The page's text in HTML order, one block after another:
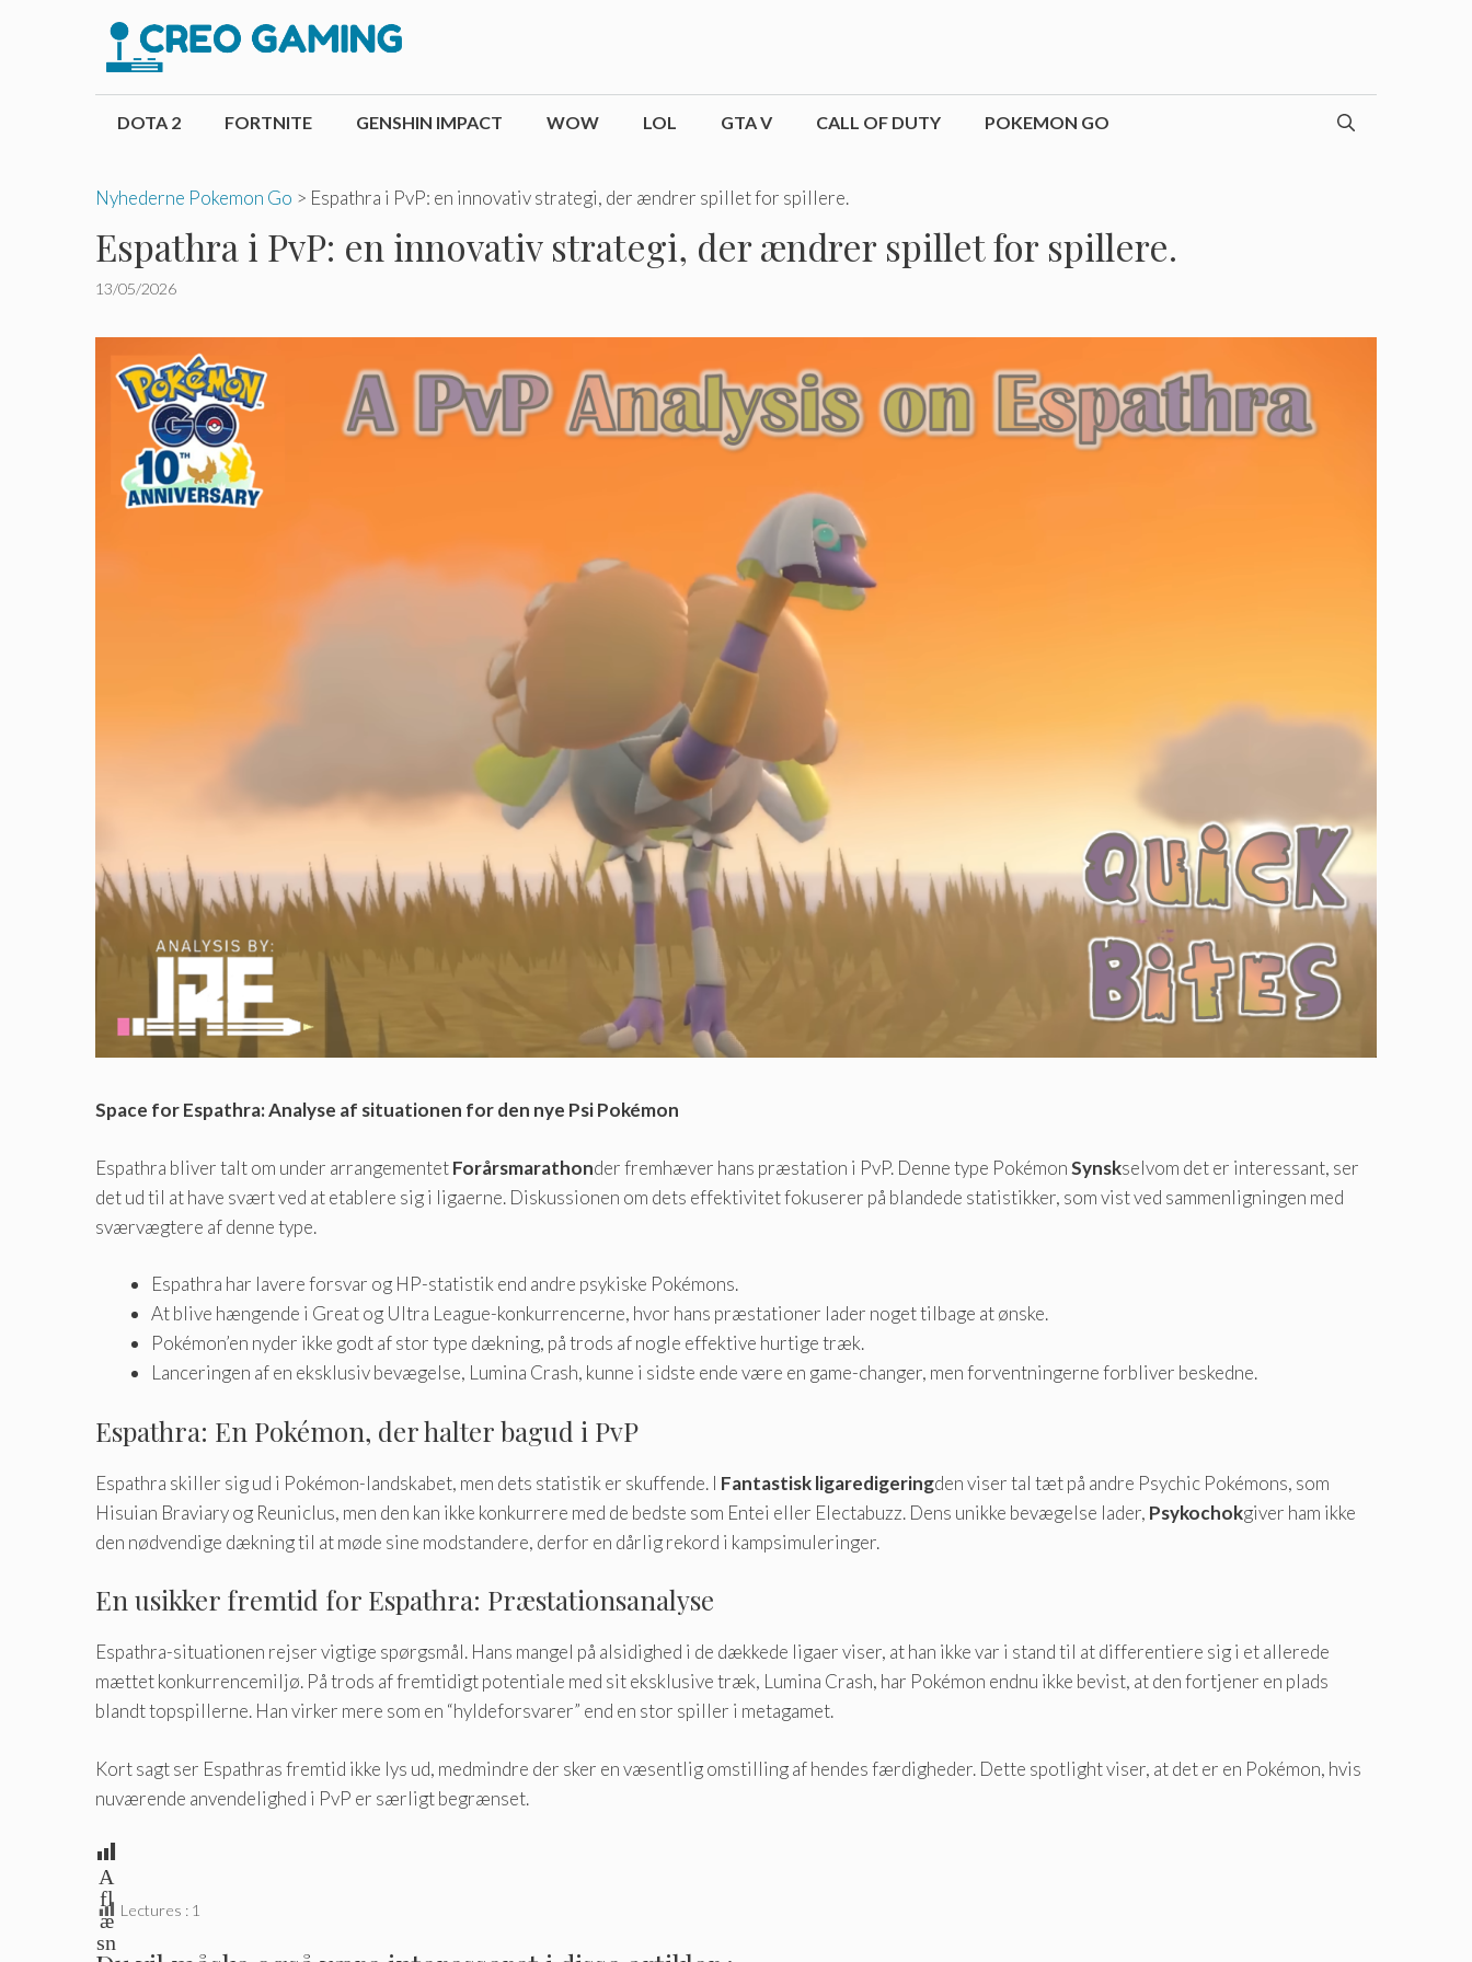
DOTA 2 FORTNITE GENSHIN IMPACT WOW LOL GTA V CALL OF DUTY POKEMON GO
Nyhederne Pokemon Go > Espathra i PvP: en innovativ strategi, der ændrer spillet for spillere.
Espathra i PvP: en innovativ strategi, der ændrer spillet for spillere.
13/05/2026
Space for Espathra: Analyse af situationen for den nye Psi Pokémon
Espathra bliver talt om under arrangementetForårsmarathonder fremhæver hans præstation i PvP. Denne type PokémonSynskselvom det er interessant, ser
det ud til at have svært ved at etablere sig i ligaerne. Diskussionen om dets effektivitet fokuserer på blandede statistikker, som vist ved sammenligningen med
sværvægtere af denne type.
Espathra har lavere forsvar og HP-statistik end andre psykiske Pokémons.
At blive hængende i Great og Ultra League-konkurrencerne, hvor hans præstationer lader noget tilbage at ønske.
Pokémon’en nyder ikke godt af stor type dækning, på trods af nogle effektive hurtige træk.
Lanceringen af ​​en eksklusiv bevægelse, Lumina Crash, kunne i sidste ende være en game-changer, men forventningerne forbliver beskedne.
Espathra: En Pokémon, der halter bagud i PvP
Espathra skiller sig ud i Pokémon-landskabet, men dets statistik er skuffende. I Fantastisk ligaredigeringden viser tal tæt på andre Psychic Pokémons, som
Hisuian Braviary og Reuniclus, men den kan ikke konkurrere med de bedste som Entei eller Electabuzz. Dens unikke bevægelse lader, Psykochokgiver ham ikke
den nødvendige dækning til at møde sine modstandere, derfor en dårlig rekord i kampsimuleringer.
En usikker fremtid for Espathra: Præstationsanalyse
Espathra-situationen rejser vigtige spørgsmål. Hans mangel på alsidighed i de dækkede ligaer viser, at han ikke var i stand til at differentiere sig i et allerede
mættet konkurrencemiljø. På trods af fremtidigt potentiale med sit eksklusive træk, Lumina Crash, har Pokémon endnu ikke bevist, at den fortjener en plads
blandt topspillerne. Han virker mere som en “hyldeforsvarer” end en stor spiller i metagamet.
Kort sagt ser Espathras fremtid ikke lys ud, medmindre der sker en væsentlig omstilling af hendes færdigheder. Dette spotlight viser, at det er en Pokémon, hvis
nuværende anvendelighed i PvP er særligt begrænset.
A
fl
æ
sn
Lectures : 1